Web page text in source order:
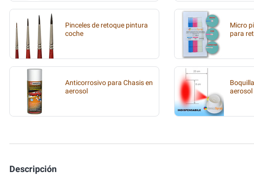
Pinceles de retoque pintura
coche
Micro
para
Anticorrosivo para Chasis en
aerosol
aerosol
Descripción